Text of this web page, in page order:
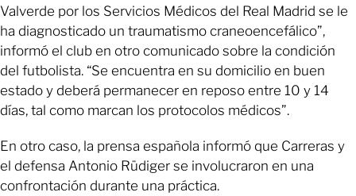
Valverde por los Servicios Médicos del Real Madrid se le
ha diagnosticado un traumatismo craneoencefálico”,
informó el club en otro comunicado sobre la condición
del futbolista. “Se encuentra en su domicilio en buen
estado y deberá permanecer en reposo entre 10 y 14
días, tal como marcan los protocolos médicos”.
En otro caso, la prensa española informó que Carreras y
el defensa Antonio Rüdiger se involucraron en una
confrontación durante una práctica.